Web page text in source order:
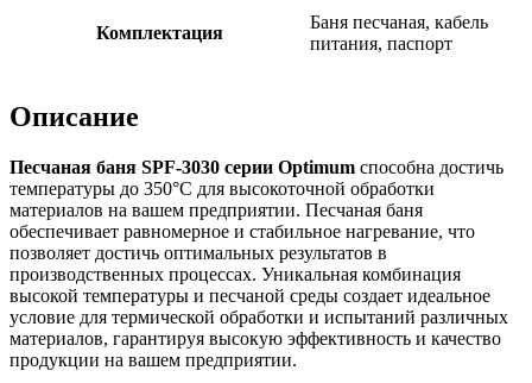
Комплектация
Баня песчаная, кабель
питания, паспорт
Описание
Песчаная баня SPF-3030 серии Optimum способна достичь
температуры до 350°С для высокоточной обработки
материалов на вашем предприятии. Песчаная баня
обеспечивает равномерное и стабильное нагревание, что
позволяет достичь оптимальных результатов в
производственных процессах. Уникальная комбинация
высокой температуры и песчаной среды создает идеальное
условие для термической обработки и испытаний различных
материалов, гарантируя высокую эффективность и качество
продукции на вашем предприятии.